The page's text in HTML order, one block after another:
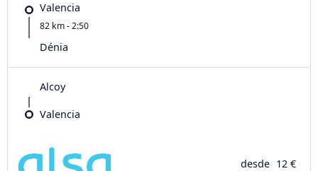
Valencia
82 km - 2:50
Dénia
Alcoy
Valencia
desde 12 €